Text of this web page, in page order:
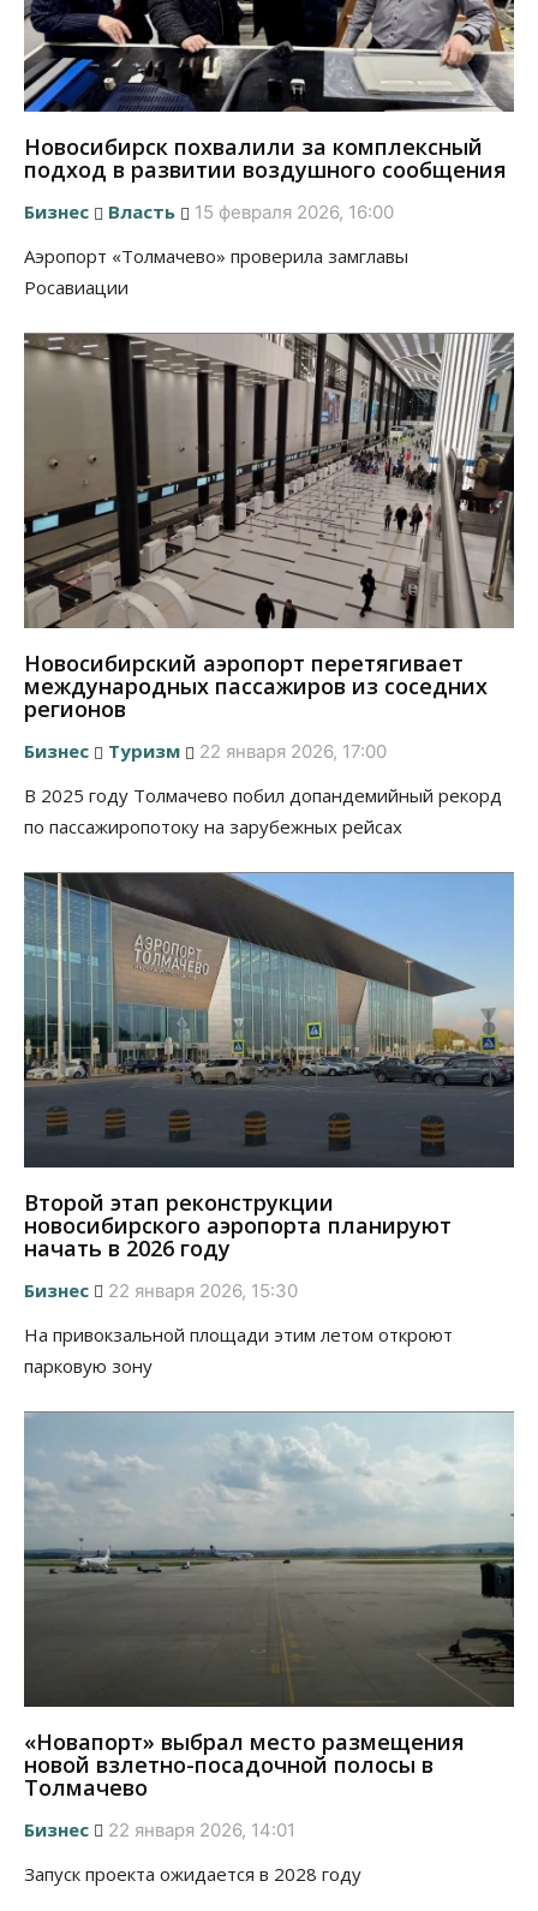
Новосибирск похвалили за комплексный
подход в развитии воздушного сообщения
Бизнес Власть 15 февраля 2026, 16:00
Аэропорт «Толмачево» проверила замглавы
Росавиации
Новосибирский аэропорт перетягивает
международных пассажиров из соседних
регионов
Бизнес Туризм 22 января 2026, 17:00
В 2025 году Толмачево побил допандемийный рекорд
по пассажиропотоку на зарубежных рейсах
Второй этап реконструкции
новосибирского аэропорта планируют
начать в 2026 году
Бизнес 22 января 2026, 15:30
На привокзальной площади этим летом откроют
парковую зону
«Новапорт» выбрал место размещения
новой взлетно-посадочной полосы в
Толмачево
Бизнес 22 января 2026, 14:01
Запуск проекта ожидается в 2028 году